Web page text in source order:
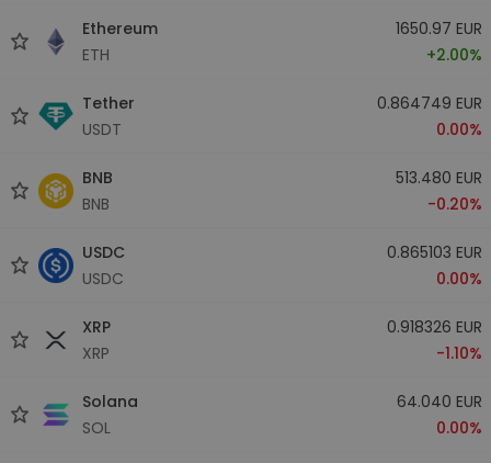
Ethereum
ETH
1650.97 EUR
+2.00%
Tether
USDT
0.864749 EUR
0.00%
BNB
BNB
513.480 EUR
-0.20%
USDC
USDC
0.865103 EUR
0.00%
XRP
XRP
0.918326 EUR
-1.10%
Solana
SOL
64.040 EUR
0.00%